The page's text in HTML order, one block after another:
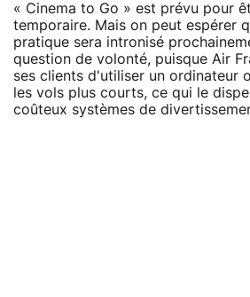
« Cinema to Go » est prévu pour
temporaire. Mais on peut espérer
pratique sera intronisé
question de volonté, puisque Air
ses clients d'utiliser un ordinateur
les vols plus courts, ce qui le
coûteux systèmes de